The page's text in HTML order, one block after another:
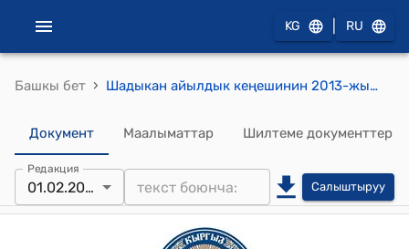
KG RU
Башкы бет › Шадыкан айылдык кеңешинин 2013-жылдын 1-февралындагы № 3 (Концтоварга акча каражаты бѳлγп берγγ, эмгек маяна, таза сууга төлөмдѳр, жааматка келген кайрылуулар жѳнγндѳ) токтому
Документ Маалыматтар Шилтеме документтер
Редакция
01.02.2013 Салыштыруу